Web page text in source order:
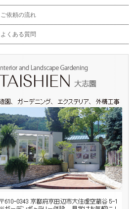
ご依頼の流れ
よくある質問